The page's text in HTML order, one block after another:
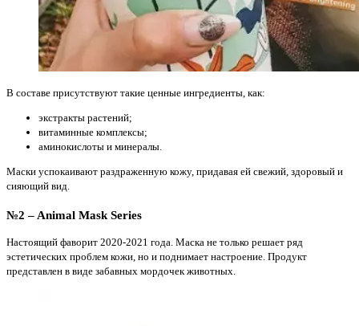
В составе присутствуют такие ценные ингредиенты, как:
экстракты растений;
витаминные комплексы;
аминокислоты и минералы.
Маски успокаивают раздраженную кожу, придавая ей свежий, здоровый и
сияющий вид.
№2 – Animal Mask Series
Настоящий фаворит 2020-2021 года. Маска не только решает ряд
эстетических проблем кожи, но и поднимает настроение. Продукт
представлен в виде забавных мордочек животных.